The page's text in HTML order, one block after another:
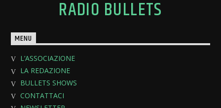
RADIO BULLETS
MENU
L’ASSOCIAZIONE
LA REDAZIONE
BULLETS SHOWS
CONTATTACI